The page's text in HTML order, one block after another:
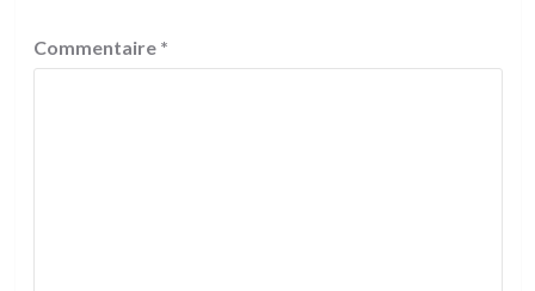
Commentaire *